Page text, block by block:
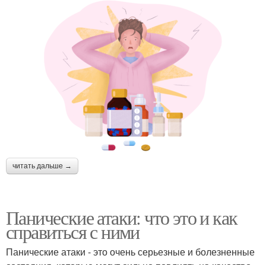
читать дальше →
Панические атаки: что это и как
справиться с ними
Панические атаки - это очень серьезные и болезненные